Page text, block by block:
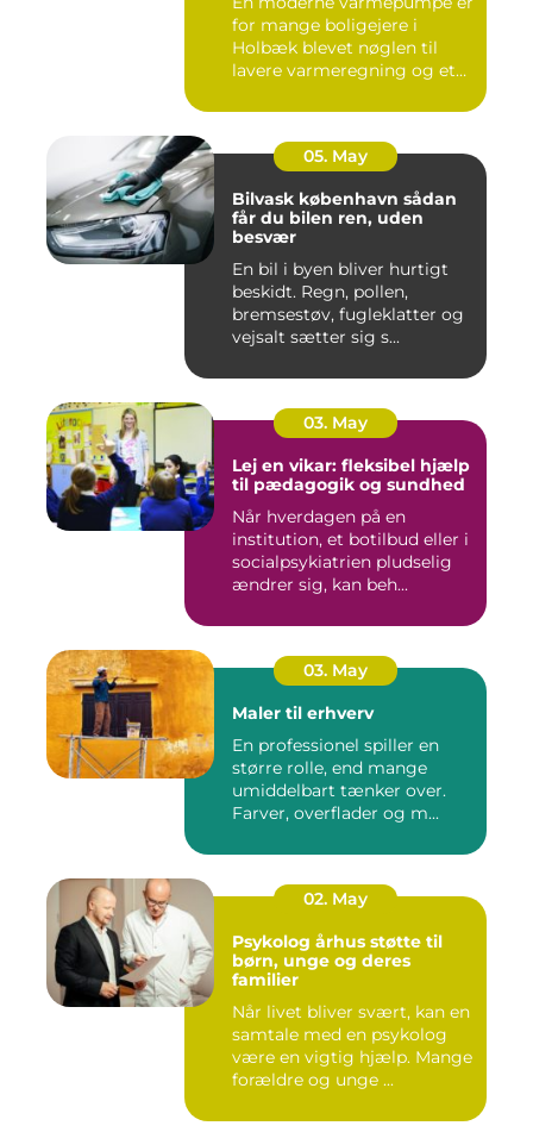
for mange boligejere i
Holbæk blevet nøglen til
lavere varmeregning og et
05. May
Bilvask københavn sådan
får du bilen ren, uden
besvær
En bil i byen bliver hurtigt
beskidt. Regn, pollen,
bremsestøv, fugleklatter og
vejsalt sætter sig s...
03. May
Lej en vikar: fleksibel hjælp
til pædagogik og sundhed
Når hverdagen på en
institution, et botilbud eller i
socialpsykiatrien pludselig
ændrer sig, kan beh...
03. May
Maler til erhverv
En professionel spiller en
større rolle, end mange
umiddelbart tænker over.
Farver, overflader og m...
02. May
Psykolog århus støtte til
børn, unge og deres
familier
Når livet bliver svært, kan en
samtale med en psykolog
være en vigtig hjælp. Mange
forældre og unge ...